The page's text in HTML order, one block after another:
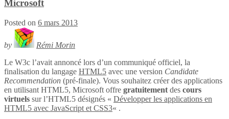
Microsoft
Posted on 6 mars 2013
by
Rémi Morin
Le W3c l’avait annoncé lors d’un communiqué officiel, la
finalisation du langage HTML5 avec une version Candidate
Recommendation (pré-finale). Vous souhaitez créer des applications
en utilisant HTML5, Microsoft offre gratuitement des cours
virtuels sur l’HTML5 désignés « Développer les applications en
HTML5 avec JavaScript et CSS3« .